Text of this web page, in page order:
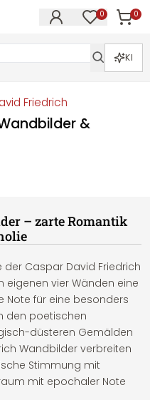
0 0
KI
Friedrich
&
– zarte Romantik
Caspar David Friedrich
eigenen vier Wänden eine
Note für eine besonders
den poetischen
düsteren Gemälden
Wandbilder verbreiten
Stimmung mit
mit epochaler Note